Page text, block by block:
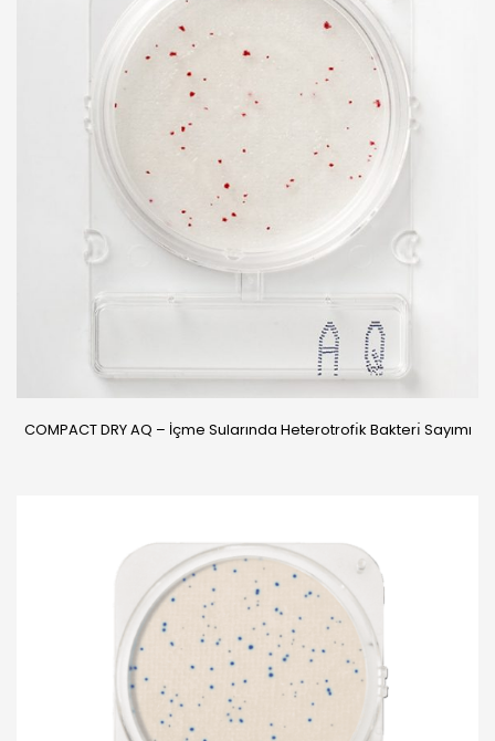
COMPACT DRY AQ – İçme Sularında Heterotrofı̇k Bakterı̇ Sayımı